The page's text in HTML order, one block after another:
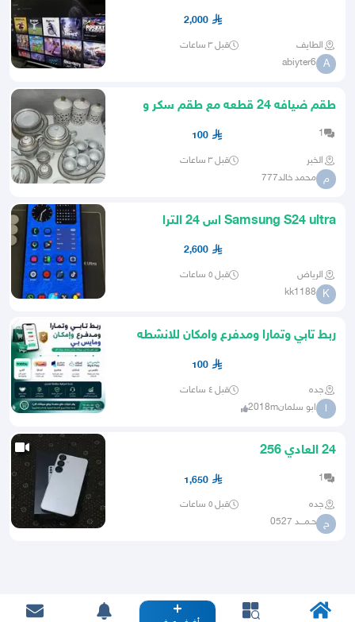
2,000
الطايف قبل ٣ ساعات
A
abiyter6
طقم ضيافه 24 قطعه مع طقم سكر و
شاهي
1
100
الخبر قبل ٣ ساعات
م محمد خالد777
Samsung S24 ultra اس 24 الترا
2,600
الرياض قبل ٥ ساعات
K
kk1188
ربط تابي وتمارا ومدفرع وامكان للانشطه
100
جده قبل ٤ ساعات
ا ابو سلمان2018m
24 العادي 256
1
1,650
جده قبل ٥ ساعات
ح حـمـــد 0527